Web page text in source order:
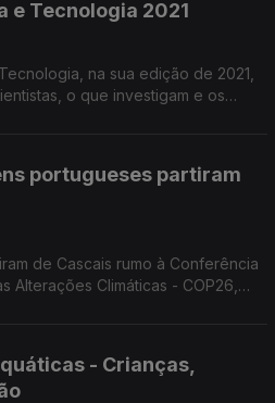
e Tecnologia 2021
na sua edição de 2021,
o que investigam e os
portugueses partiram
Alterações Climáticas - COP26,
- Crianças,